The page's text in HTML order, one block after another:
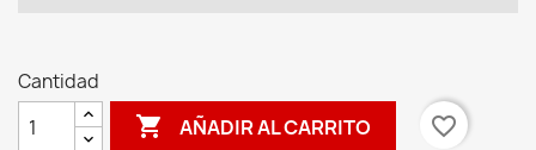
Cantidad
 AÑADIR AL CARRITO favorite_border